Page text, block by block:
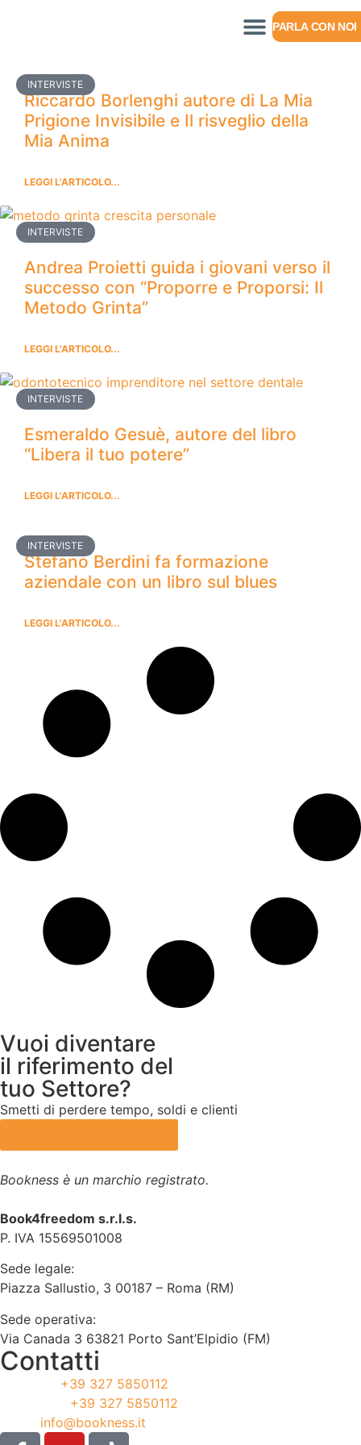
PARLA CON NOI
INTERVISTE
Riccardo Borlenghi autore di La Mia
Prigione Invisibile e Il risveglio della
Mia Anima
LEGGI L'ARTICOLO...
INTERVISTE
Andrea Proietti guida i giovani verso il
successo con “Proporre e Proporsi: Il
Metodo Grinta”
LEGGI L'ARTICOLO...
INTERVISTE
Esmeraldo Gesuè, autore del libro
“Libera il tuo potere”
LEGGI L'ARTICOLO...
INTERVISTE
Stefano Berdini fa formazione
aziendale con un libro sul blues
LEGGI L'ARTICOLO...
Vuoi diventare
il riferimento del
tuo Settore?
Smetti di perdere tempo, soldi e clienti
Bookness è un marchio registrato.
Book4freedom s.r.l.s.
P. IVA ​15569501008
Sede legale:
Piazza Sallustio, 3 00187 – Roma (RM)
Sede operativa:
Via Canada 3 63821 Porto Sant’Elpidio (FM)
Contatti
+39 327 5850112
+39 327 5850112
info@bookness.it